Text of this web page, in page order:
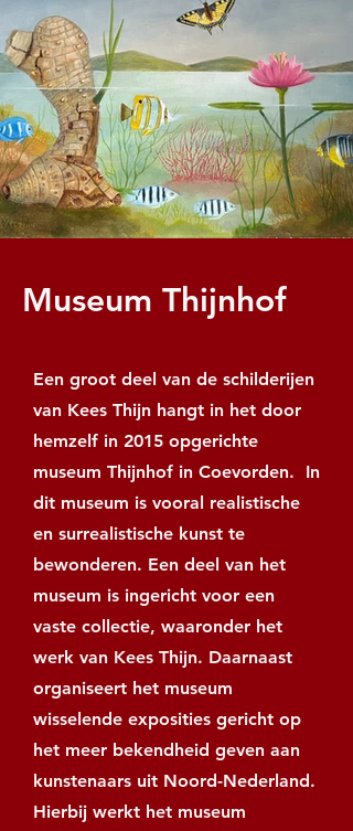
Museum Thijnhof
Een groot deel van de schilderijen
van Kees Thijn hangt in het door
hemzelf in 2015 opgerichte
museum Thijnhof in Coevorden. In
dit museum is vooral realistische
en surrealistische kunst te
bewonderen. Een deel van het
museum is ingericht voor een
vaste collectie, waaronder het
werk van Kees Thijn. Daarnaast
organiseert het museum
wisselende exposities gericht op
het meer bekendheid geven aan
kunstenaars uit Noord-Nederland.
Hierbij werkt het museum